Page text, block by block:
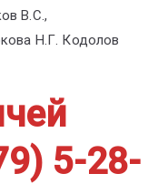
В.С.,
Н.Г. Кодолов
5-28-